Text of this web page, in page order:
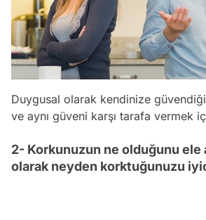
Duygusal olarak kendinize
ve aynı güveni karşı tarafa vermek
2- Korkunuzun ne olduğunu ele
olarak neyden korktuğunuzu